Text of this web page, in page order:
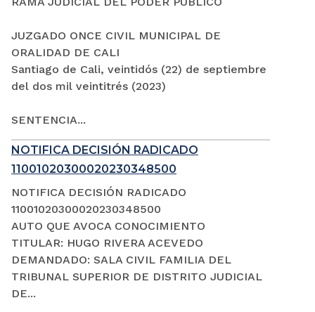
JUZGADO ONCE CIVIL MUNICIPAL DE
ORALIDAD DE CALI
Santiago de Cali, veintidós (22) de septiembre
del dos mil veintitrés (2023)
SENTENCIA...
NOTIFICA DECISIÓN RADICADO
11001020300020230348500
NOTIFICA DECISIÓN RADICADO
11001020300020230348500
AUTO QUE AVOCA CONOCIMIENTO
TITULAR: HUGO RIVERA ACEVEDO
DEMANDADO: SALA CIVIL FAMILIA DEL
TRIBUNAL SUPERIOR DE DISTRITO JUDICIAL
DE...